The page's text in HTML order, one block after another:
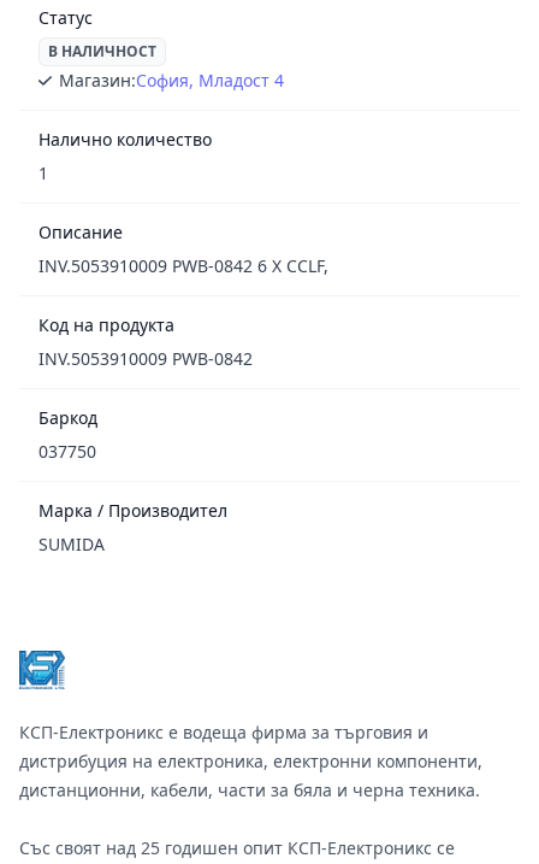
Статус
В НАЛИЧНОСТ
Магазин:София, Младост 4
Налично количество
1
Описание
INV.5053910009 PWB-0842 6 X CCLF,
Код на продукта
INV.5053910009 PWB-0842
Баркод
037750
Марка / Производител
SUMIDA
КСП-Електроникс е водеща фирма за търговия и
дистрибуция на електроника, електронни компоненти,
дистанционни, кабели, части за бяла и черна техника.
Със своят над 25 годишен опит КСП-Електроникс се